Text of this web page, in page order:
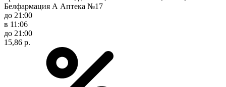
Белфармация А Аптека №17
до 21:00
в 11:06
до 21:00
15,86 р.